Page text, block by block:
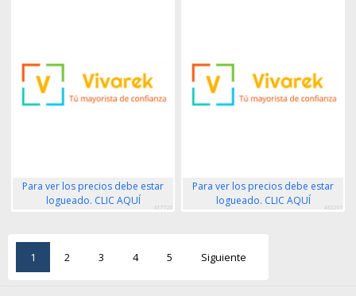
Para ver los precios debe estar
logueado. CLIC AQUÍ
417726
Para ver los precios debe estar
logueado. CLIC AQUÍ
432261
1 2 3 4 5 Siguiente